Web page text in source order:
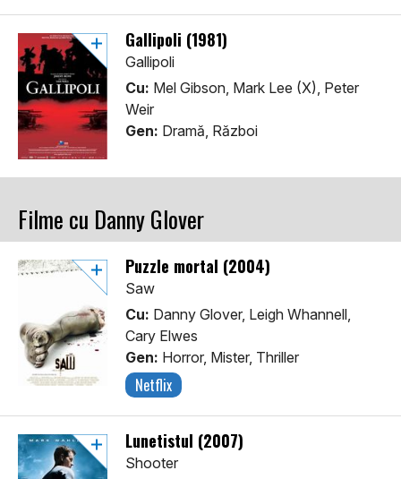
Gallipoli (1981)
Gallipoli
Cu: Mel Gibson, Mark Lee (X), Peter
Weir
Gen: Dramă, Război
Filme cu Danny Glover
Puzzle mortal (2004)
Saw
Cu: Danny Glover, Leigh Whannell,
Cary Elwes
Gen: Horror, Mister, Thriller
Netflix
Lunetistul (2007)
Shooter